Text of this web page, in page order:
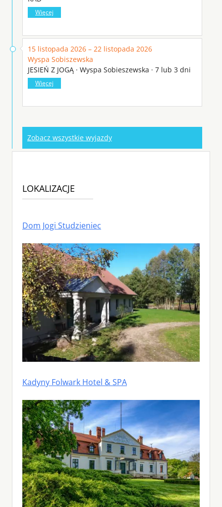
Więcej
15 listopada 2026 – 22 listopada 2026
Wyspa Sobiszewska
JESIEŃ Z JOGĄ · Wyspa Sobieszewska · 7 lub 3 dni
Więcej
Zobacz wszystkie wyjazdy
LOKALIZACJE
Dom Jogi Studzieniec
Kadyny Folwark Hotel & SPA